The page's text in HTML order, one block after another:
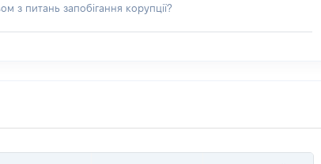
з питань запобігання корупції?